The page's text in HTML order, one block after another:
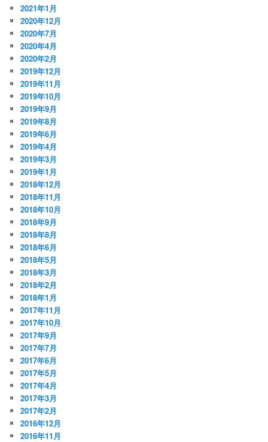
2021年1月
2020年12月
2020年7月
2020年4月
2020年2月
2019年12月
2019年11月
2019年10月
2019年9月
2019年8月
2019年6月
2019年4月
2019年3月
2019年1月
2018年12月
2018年11月
2018年10月
2018年9月
2018年8月
2018年6月
2018年5月
2018年3月
2018年2月
2018年1月
2017年11月
2017年10月
2017年9月
2017年7月
2017年6月
2017年5月
2017年4月
2017年3月
2017年2月
2016年12月
2016年11月